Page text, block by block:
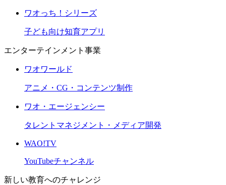
ワオっち！シリーズ
子ども向け知育アプリ
エンターテインメント事業
ワオワールド
アニメ・CG・コンテンツ制作
ワオ・エージェンシー
タレントマネジメント・メディア開発
WAO!TV
YouTubeチャンネル
新しい教育へのチャレンジ